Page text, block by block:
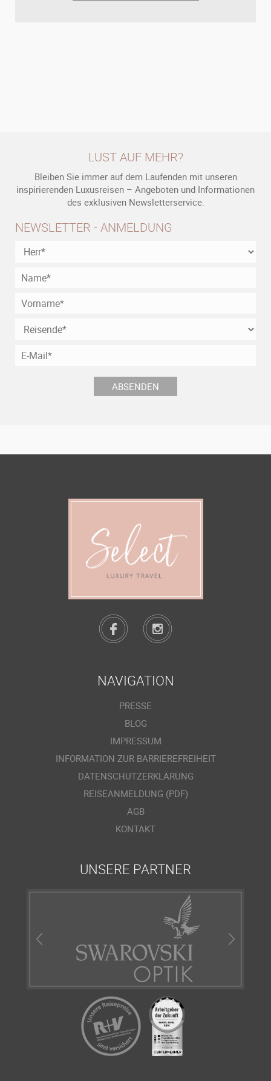
LUST AUF MEHR?
Bleiben Sie immer auf dem Laufenden mit unseren
inspirierenden Luxusreisen – Angeboten und Informationen
des exklusiven Newsletterservice.
NEWSLETTER - ANMELDUNG
NAVIGATION
PRESSE
BLOG
IMPRESSUM
INFORMATION ZUR BARRIEREFREIHEIT
DATENSCHUTZERKLÄRUNG
REISEANMELDUNG (PDF)
AGB
KONTAKT
UNSERE PARTNER